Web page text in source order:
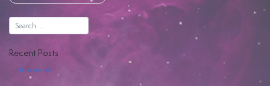
Hiya
Recent Posts
Hello world!